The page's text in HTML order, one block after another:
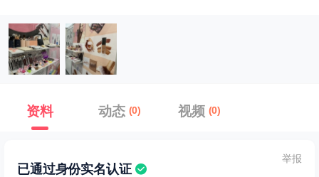
资料 动态 (0) 视频 (0)
已通过身份实名认证
举报